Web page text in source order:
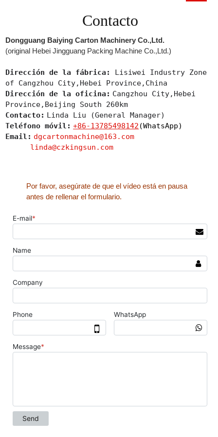
Contacto
Dongguang Baiying Carton Machinery Co.,Ltd.
(original Hebei Jingguang Packing Machine Co.,Ltd.)
Dirección de la fábrica:
Lisiwei Industry Zone
of Cangzhou City,Hebei Province,China
Dirección de la oficina: Cangzhou City,Hebei
Province,Beijing South 260km
Contacto: Linda Liu (General Manager)
Teléfono móvil: +86-13785498142 (WhatsApp)
Email: dgcartonmachine@163.com
linda@czkingsun.com
Por favor, asegúrate de que el vídeo está en pausa
antes de rellenar el formulario.